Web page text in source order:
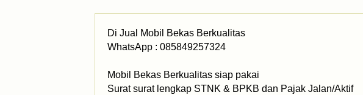
Di Jual Mobil Bekas Berkualitas
WhatsApp : 085849257324
Mobil Bekas Berkualitas siap pakai
Surat surat lengkap STNK & BPKB dan Pajak Jalan/Aktif